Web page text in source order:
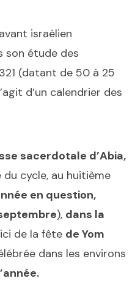
israélien
son étude des
(datant de 50 à 25
d’un calendrier des
sacerdotale d’Abia,
cycle, au huitième
en question,
), dans la
de la fête de Yom
dans les environs